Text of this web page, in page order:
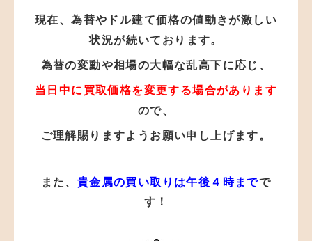
現在、為替やドル建て価格の値動きが激しい
状況が続いております。
為替の変動や相場の大幅な乱高下に応じ、
当日中に買取価格を変更する場合があります
ので、
ご理解賜りますようお願い申し上げます。
また、 貴金属の買い取りは午後４時までで
す！